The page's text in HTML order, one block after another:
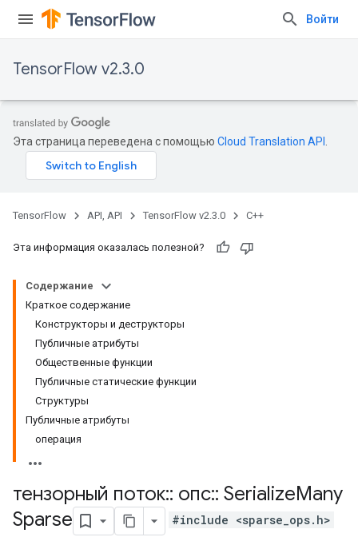
Войти
TensorFlow v2.3.0
Эта страница переведена с помощью Cloud Translation API
TensorFlow API, API TensorFlow v2.3.0 C++
Эта информация оказалась полезной?
Содержание
Краткое содержание
Конструкторы и деструкторы
Публичные атрибуты
Общественные функции
Публичные статические функции
Структуры
Публичные атрибуты
операция
тензорный поток:: опс:: SerializeMany
Sparse
#include <sparse_ops.h>